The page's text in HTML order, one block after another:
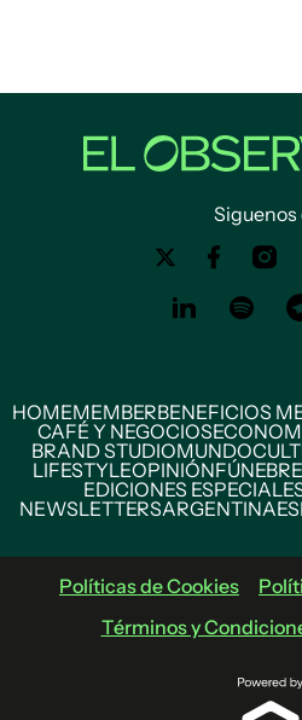
Siguenos
HOMEMEMBERBENEFICIOS
CAFÉ Y NEGOCIOS
BRAND STUDIOMUNDO
LIFESTYLEOPINIÓN
EDICIONES
NEWSLETTERSARGENTINA
Políticas de Cookies
Términos y